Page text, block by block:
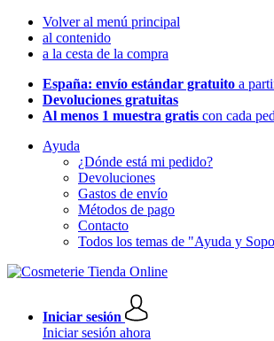
Volver al menú principal
al contenido
a la cesta de la compra
España: envío estándar gratuito a
Devoluciones gratuitas
Al menos 1 muestra gratis con cada
Ayuda
¿Dónde está mi pedido?
Devoluciones
Gastos de envío
Métodos de pago
Contacto
Todos los temas de "Ayuda y
Iniciar sesión
Iniciar sesión ahora